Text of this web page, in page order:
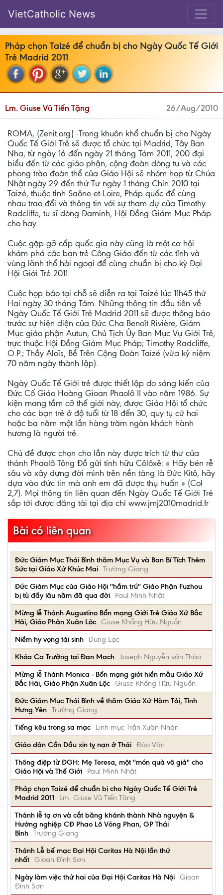
VietCatholic News
Pháp chọn Taizé để chuẩn bị cho Ngày Quốc Tế Giới
Trẻ Madrid 2011
Lm. Giuse Vũ Tiến Tặng 26/Aug/2010
ROMA, (Zenit.org) -Trong khuôn khổ chuẩn bị cho Ngày
Quốc Tế Giới Trẻ sẽ được tổ chức tại Madrid, Tây Ban
Nha, từ ngày 16 đến ngày 21 tháng Tám 2011, 200 đại
biểu đến từ các giáo phận, cộng đoàn dòng tu và các
phong trào đoàn thể của Giáo Hội sẽ nhóm họp từ Chúa
Nhật ngày 29 đến thứ Tư ngày 1 tháng Chín 2010 tại
Taizé, thuộc tỉnh Saône-et-Loire, Pháp quốc để cùng
nhau trao đổi và thông tin với sự tham dự của Timothy
Radcliffe, tu sĩ dòng Đaminh, Hội Đồng Giám Mục Pháp
cho hay.
Cuộc gặp gỡ cấp quốc gia này cũng là một cơ hội
khám phá các bạn trẻ Công Giáo đến từ các tỉnh và
vùng lãnh thổ hải ngoại để cùng chuẩn bị cho kỳ Đại
Hội Giới Trẻ 2011.
Cuộc họp báo tại chỗ sẽ diễn ra tại Taizé lúc 11h45 thứ
Hai ngày 30 tháng Tám. Những thông tin đầu tiên về
Ngày Quốc Tế Giới Trẻ Madrid 2011 sẽ được thông báo
trước sự hiện diện của Đức Cha Benoît Rivière, Giám
Mục giáo phận Autun, Chủ Tịch Ủy Ban Mục Vụ Giới Trẻ,
trực thuộc Hội Đồng Giám Mục Pháp; Timothy Radcliffe,
O.P.; Thầy Aloïs, Bề Trên Cộng Đoàn Taizé (vừa kỷ niệm
70 năm ngày thành lập).
Ngày Quốc Tế Giới trẻ được thiết lập do sáng kiến của
Đức Cố Giáo Hoàng Gioan Phaolô II vào năm 1986. Sự
kiện mang tầm cỡ thế giới này, được Giáo Hội tổ chức
cho các bạn trẻ ở độ tuổi từ 18 đến 30, quy tụ cứ hai
hoặc ba năm một lần hàng trăm ngàn khách hành
hương là người trẻ.
Chủ đề được chọn cho lần này được trích từ thư của
thánh Phaolô Tông Đồ gửi tính hữu Côlôxê: « Hãy bén rễ
sâu và xây dựng đời mình trên nền tảng là Đức Kitô, hãy
dựa vào đức tin mà anh em đã được thụ huấn » (Col
2,7). Mọi thông tin liên quan đến Ngày Quốc Tế Giới Trẻ
sắp tới được đăng tải tại địa chỉ www.jmj2010madrid.fr
Bài có liên quan
Đức Giám Mục Thái Bình thăm Mục Vụ và Ban Bí Tích Thêm
Sức tại Giáo Xứ Khúc Mai Trường Giang
Đức Giám Mục của Giáo Hội ''hầm trú'' Giáo Phận Fuzhou
bị tù đầy lâu năm đã qua đời
Paul Minh Nhật
Mừng lễ Thánh Augustino Bổn mạng Giới Trẻ Giáo Xứ Bắc
Hải, Giáo Phân Xuân Lộc Giuse Khổng Hữu Nguồn
Niềm hy vọng tái sinh
Dũng Lạc
Khóa Ca Trưởng tại Đan Mạch Joseph Nguyễn văn Thảo
Mừng lễ Thánh Monica - Bổn mạng giới hiền mẫu Giáo Xứ
Bắc Hải, Giáo Phận Xuân Lộc Giuse Khổng Hữu Nguồn
Đức Giám Mục Thái Bình về thăm Giáo Xứ Hàm Tải, Tỉnh
Hưng Yên Trường Giang
Tiếng kêu trong sa mạc
Linh mục Trần Xuân Nhàn
Giáo dân Cồn Dầu xin tỵ nạn ở Thái Đào Văn
Thông điệp từ ĐGH: Mẹ Teresa, một ''món quà vô giá'' cho
Giáo Hội và Thế Giới
Paul Minh Nhật
Pháp chọn Taizé để chuẩn bị cho Ngày Quốc Tế Giới Trẻ
Madrid 2011
Lm. Giuse Vũ Tiến Tặng
Thánh lễ tạ ơn và cắt băng khánh thành Nhà nguyện &
Hướng nghiệp CĐ Phao Lô Võng Phan, GP Thái
Bình Trường Giang
Thánh Lễ bế mạc Đại Hội Caritas Hà Nội lần thứ
nhất Gioan Đình Sơn
Ngày làm việc thứ hai của Đại Hội Caritas Hà Nội Gioan
Đình Sơn